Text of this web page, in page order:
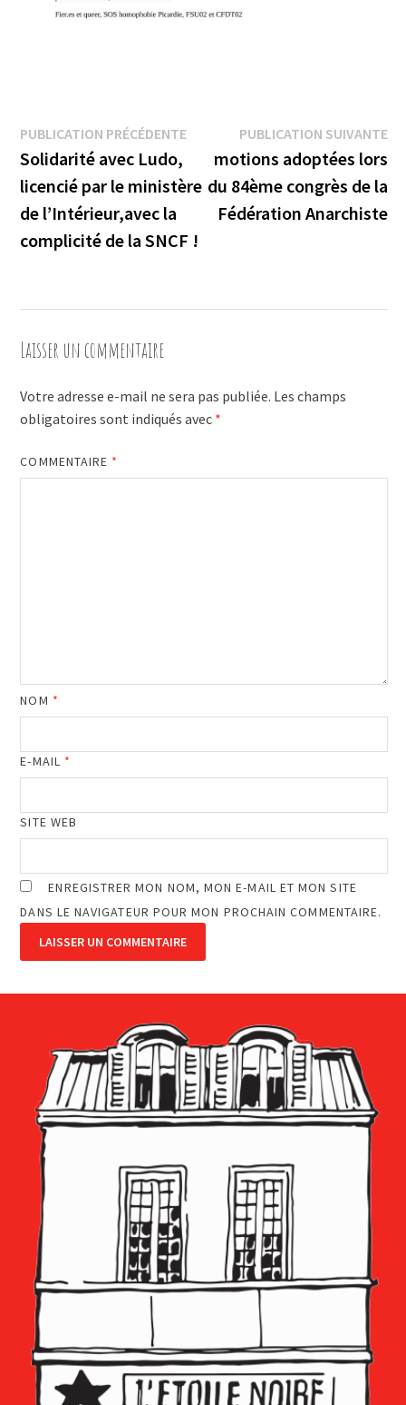
Navigation
de
l’article
PUBLICATION PRÉCÉDENTEPublication
précédente :
Solidarité avec Ludo,
licencié par le ministère
de l’Intérieur,avec la
complicité de la SNCF !
PUBLICATION SUIVANTE
motions adoptées lors
du 84ème congrès de la
Fédération Anarchiste
Laisser un commentaire
Votre adresse e-mail ne sera pas publiée. Les champs
obligatoires sont indiqués avec *
COMMENTAIRE *
NOM *
E-MAIL *
SITE WEB
ENREGISTRER MON NOM, MON E-MAIL ET MON SITE
DANS LE NAVIGATEUR POUR MON PROCHAIN COMMENTAIRE.